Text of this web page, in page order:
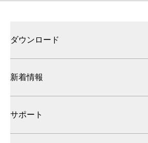
ダウンロード
新着情報
サポート